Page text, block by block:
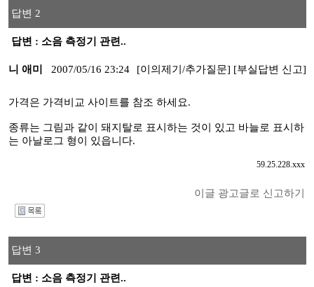
답변 2
답변 : 소음 측정기 관련..
니 애미 2007/05/16 23:24 [이의제기/추가질문] [부실답변 신고]
가격은 가격비교 사이트를 참조 하세요.
종류는 그림과 같이 돼지탈로 표시하는 것이 있고 바늘로 표시하
는 아날로그 형이 있읍니다.
59.25.228.xxx
이글 광고글로 신고하기
답변 3
답변 : 소음 측정기 관련..